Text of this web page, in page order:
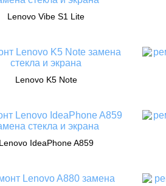
Lenovo Vibe S1 Lite
Lenovo K5 Note
Lenovo IdeaPhone A859